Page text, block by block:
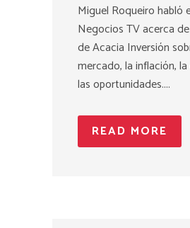
Miguel Roqueiro habló
Negocios TV acerca
de Acacia Inversión
mercado, la inflación,
las oportunidades....
READ MORE